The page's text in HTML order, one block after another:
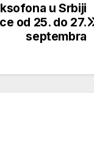
u Srbiji
od 25. do 27.
septembra